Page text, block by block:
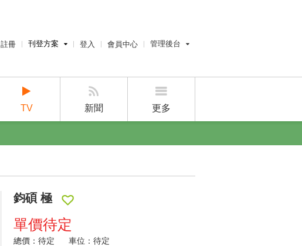
註冊 刊登方案
廣告刊登
建案刊登
登入 會員中心 管理後台
屋主管理後台
TV 新聞 更多
鈞碩 極
單價待定
總價：待定 車位：待定